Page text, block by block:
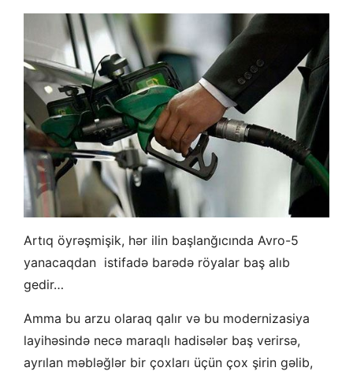
Artıq öyrəşmişik, hər ilin başlanğıcında Avro-5
yanacaqdan istifadə barədə röyalar baş alıb
gedir…
Amma bu arzu olaraq qalır və bu modernizasiya
layihəsində necə maraqlı hadisələr baş verirsə,
ayrılan məbləğlər bir çoxları üçün çox şirin gəlib,